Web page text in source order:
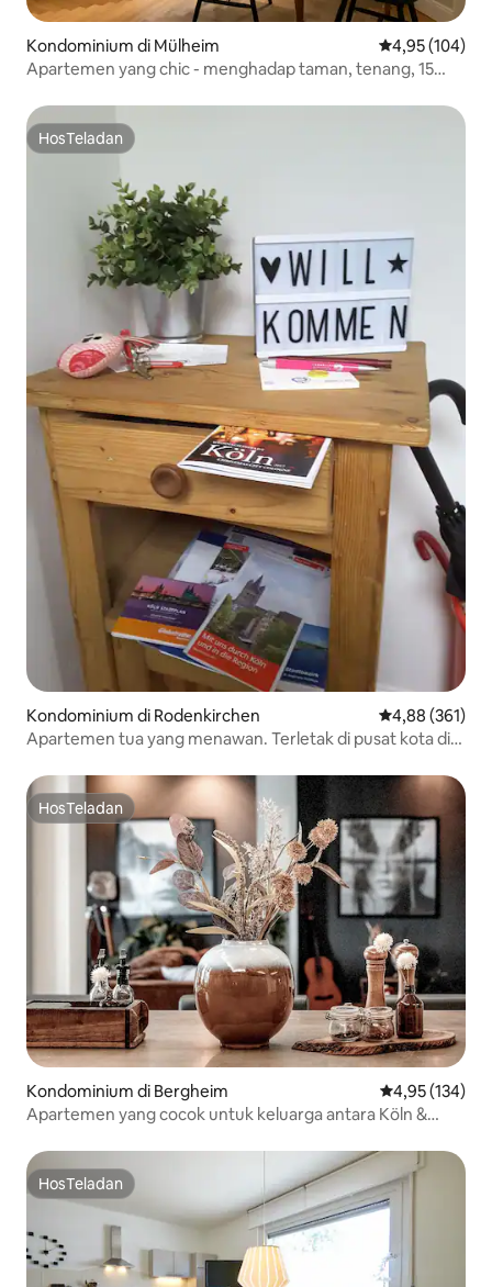
Kondominium di Mülheim Nilai rata-rata
4,95 (104)
Apartemen yang chic - menghadap taman, tenang, 15
HosTeladan
HosTeladan
Kondominium di Rodenkirchen Nilai rata-rata
4,88 (361)
Apartemen tua yang menawan. Terletak di pusat kota di
HosTeladan
HosTeladan
Kondominium di Bergheim Nilai rata-rata
4,95 (134)
Apartemen yang cocok untuk keluarga antara Köln &
HosTeladan
HosTeladan